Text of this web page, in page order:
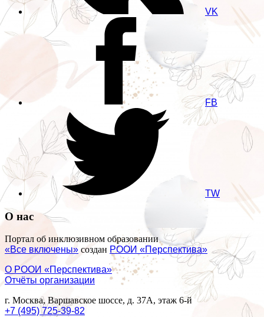
VK
FB
TW
О нас
Портал об инклюзивном образовании
«Все включены» создан РООИ «Перспектива»
О РООИ «Перспектива»
Отчёты организации
г. Москва, Варшавское шоссе, д. 37А, этаж 6-й
+7 (495) 725-39-82